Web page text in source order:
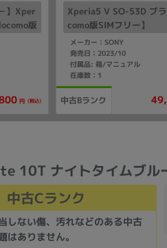
】Xper
版
円 (税込)
Xperia5 V SO-53D ブ
como版SIMフリー】
メーカー：SONY
発売日：2023/10
付属品: 箱/マニュアル
在庫数：1
中古Bランク
10T ナイトタイムブル
中古Cランク
しない傷、汚れなどのある中古
はありません。